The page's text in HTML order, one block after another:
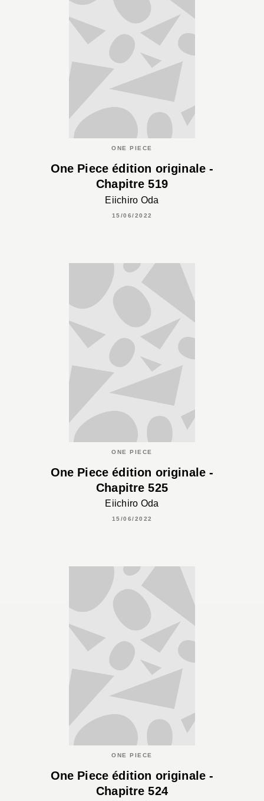
ONE PIECE
One Piece édition originale -
Chapitre 519
Eiichiro Oda
15/06/2022
ONE PIECE
One Piece édition originale -
Chapitre 525
Eiichiro Oda
15/06/2022
ONE PIECE
One Piece édition originale -
Chapitre 524